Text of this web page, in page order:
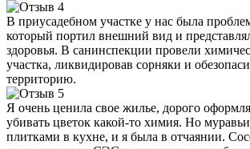
В приусадебном участке у нас была
который портил внешний вид и
здоровья. В санинспекции провели
участка, ликвидировав сорняки и
территорию.
Я очень ценила свое жилье, дорого
убивать цветок какой-то химия. Но
плитками в кухне, и я была в отчаянии.